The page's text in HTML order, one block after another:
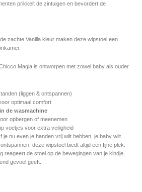
prikkelt de zintuigen en bevordert de
zachte Vanilla kleur maken deze wipstoel een
Magia is ontworpen met zowel baby als ouder
(liggen & ontspannen)
optimaal comfort
de wasmachine
opbergen of meenemen
voetjes voor extra veiligheid
je nu even je handen vrij wilt hebben, je baby wilt
deze wipstoel biedt altijd een fijne plek.
reageert de stoel op de bewegingen van je kindje,
gevoel geeft.